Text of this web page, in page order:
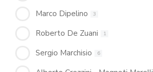
Marco Dipelino 3
Roberto De Zuani 1
Sergio Marchisio 6